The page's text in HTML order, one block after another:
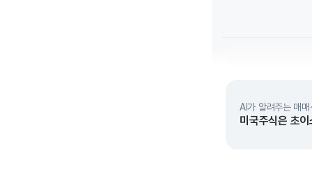
AI가 알려주는 매매
미국주식은 초